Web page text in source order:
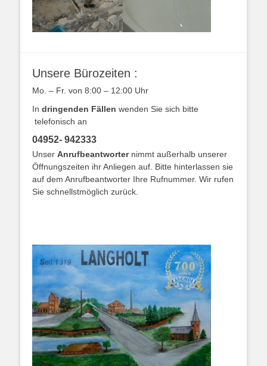
Unsere Bürozeiten :
Mo. – Fr. von 8:00 – 12:00 Uhr
In dringenden Fällen wenden Sie sich bitte
telefonisch an
04952- 942333
Unser Anrufbeantworternimmt außerhalb unserer
Öffnungszeiten ihr Anliegen auf. Bitte hinterlassen sie
auf dem Anrufbeantworter Ihre Rufnummer. Wir rufen
Sie schnellstmöglich zurück.